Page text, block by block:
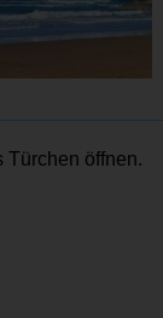
Türchen öffnen.